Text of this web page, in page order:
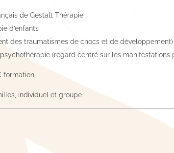
de Gestalt Thérapie
d’enfants
des traumatismes de chocs et de développement)
(regard centré sur les manifestations
formation
individuel et groupe